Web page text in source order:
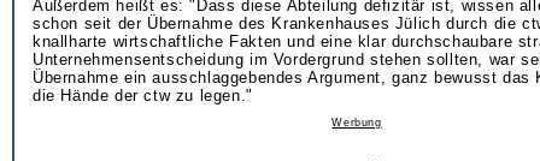
Außerdem heißt es: "Dass diese Abteilung defizitär ist, wissen
schon seit der Übernahme des Krankenhauses Jülich durch die
knallharte wirtschaftliche Fakten und eine klar durchschaubare
Unternehmensentscheidung im Vordergrund stehen sollten, war
Übernahme ein ausschlaggebendes Argument, ganz bewusst das
die Hände der ctw zu legen."
Werbung